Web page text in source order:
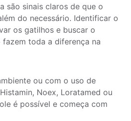
são sinais claros de que o
do necessário. Identificar o
os gatilhos e buscar o
toda a diferença na
ou com o uso de
Noex, Loratamed ou
é possível e começa com